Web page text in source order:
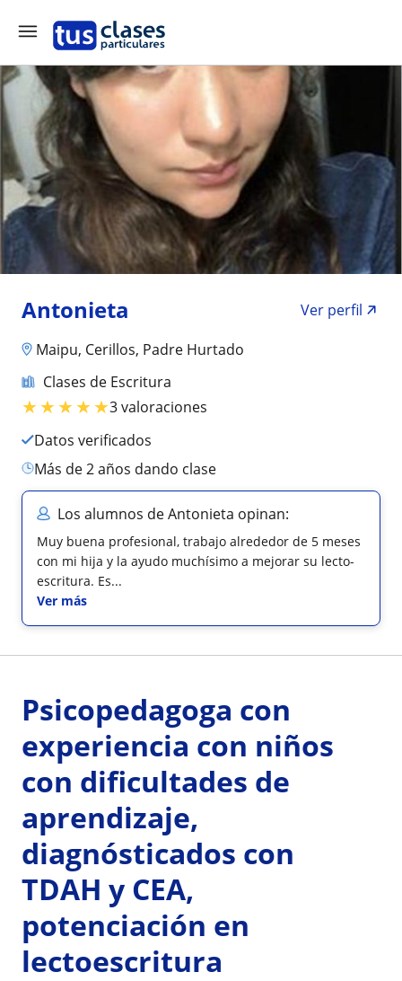
Antonieta
Ver perfil
Maipu, Cerillos, Padre Hurtado
Clases de Escritura
★★★★★3 valoraciones
Datos verificados
más de 2 años dando clase
Los alumnos de Antonieta opinan:
Muy buena profesional, trabajo alrededor de 5 meses
con mi hija y la ayudo muchísimo a mejorar su lecto-
escritura. Es...
Ver más
Psicopedagoga con
experiencia con niños
con dificultades de
aprendizaje,
diagnósticados con
TDAH y CEA,
potenciación en
lectoescritura